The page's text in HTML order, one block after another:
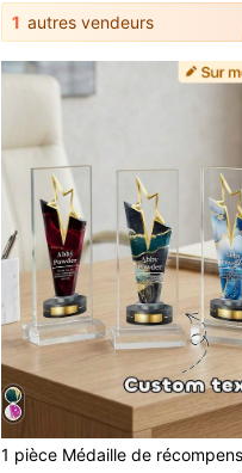
1 autres vendeurs